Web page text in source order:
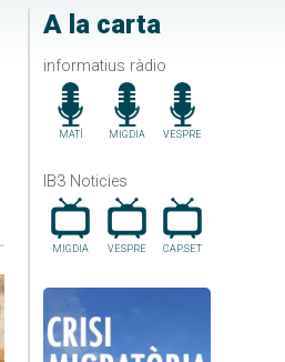
A la carta
informatius ràdio
MATÍ MIGDIA VESPRE
IB3 Noticies
MIGDIA VESPRE CAP.SET